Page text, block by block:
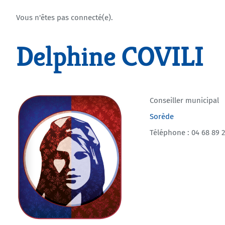
Vous n'êtes pas connecté(e).
Delphine COVILI
Conseiller municipal
Sorède
Téléphone : 04 68 89